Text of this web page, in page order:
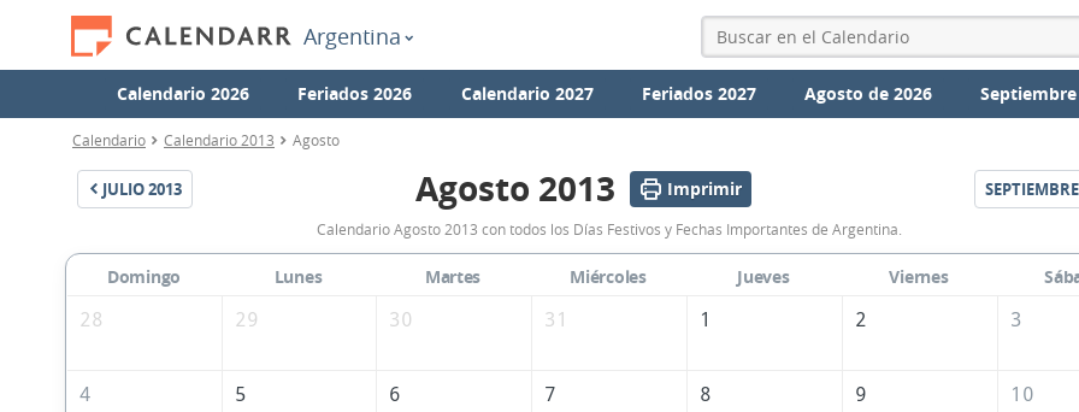
Argentina
Calendario 2026 Feriados 2026 Calendario 2027 Feriados 2027 Agosto de 2026
Calendario Calendario 2013 Agosto
JULIO2013
Calendario
Agosto
2013
Argentina
Agosto 2013 Imprimir SEPTIEMBRE
Calendario Agosto 2013 con todos los Días Festivos y Fechas Importantes de Argentina.
Domingo Lunes Martes Miércoles Jueves Viernes
28
29 30 31 1 2 3
4 5 6 7 8 9 10